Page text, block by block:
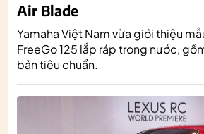
Air Blade
Yamaha Việt Nam vừa giới thiệu
FreeGo 125 lắp ráp trong nước,
bản tiêu chuẩn.